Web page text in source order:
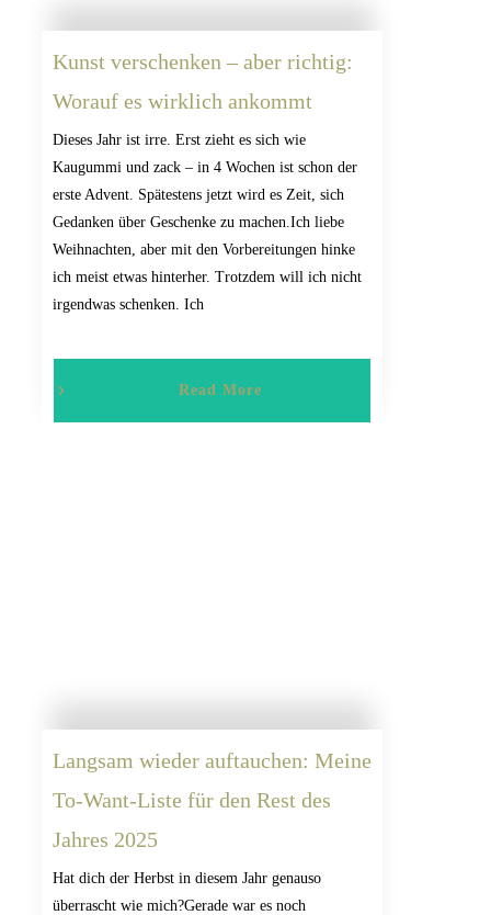
Kunst verschenken – aber richtig:
Worauf es wirklich ankommt
Dieses Jahr ist irre. Erst zieht es sich wie
Kaugummi und zack – in 4 Wochen ist schon der
erste Advent. Spätestens jetzt wird es Zeit, sich
Gedanken über Geschenke zu machen.Ich liebe
Weihnachten, aber mit den Vorbereitungen hinke
ich meist etwas hinterher. Trotzdem will ich nicht
irgendwas schenken. Ich
Read More
Langsam wieder auftauchen: Meine
To-Want-Liste für den Rest des
Jahres 2025
Hat dich der Herbst in diesem Jahr genauso
überrascht wie mich?Gerade war es noch